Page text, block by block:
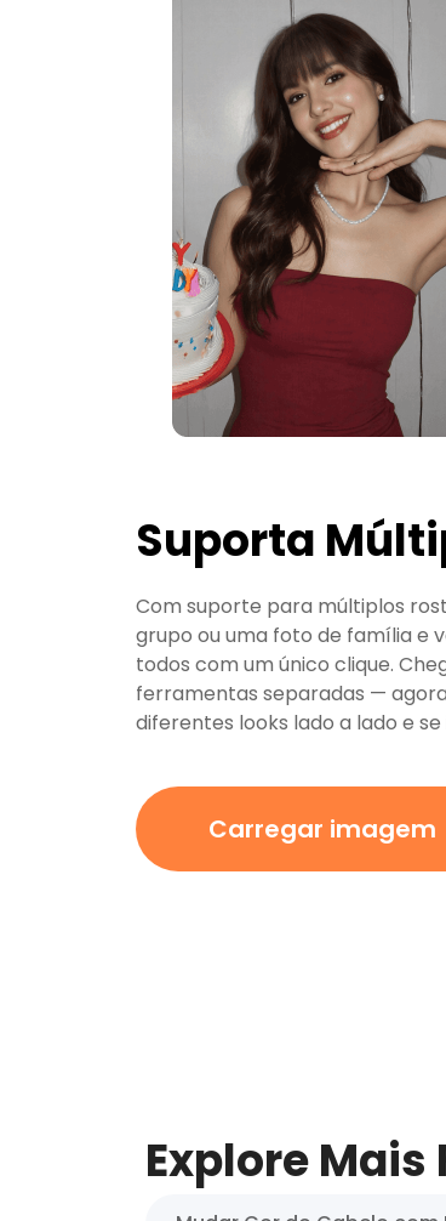
Suporta
Com suporte para múltiplos
grupo ou uma foto de família e
todos com um único clique.
ferramentas separadas —
diferentes looks lado a lado e
Carregar imagem
Explore